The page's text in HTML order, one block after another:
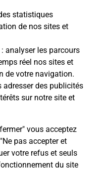
statistiques
de nos sites et
: analyser les parcours
réel nos sites et
de votre navigation.
adresser des publicités
sur notre site et
vous acceptez
pas accepter et
votre refus et seuls
du site
à 08h00
Allier Saint Didier La Foret